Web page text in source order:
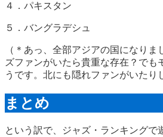
４．パキスタン
５．バングラデシュ
（＊あっ、全部アジアの国になりま
ズファンがいたら貴重な存在？でも
うです。北にも隠れファンがいたり
まとめ
という訳で、ジャズ・ランキングで